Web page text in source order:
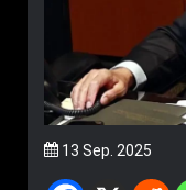
13 Sep. 2025